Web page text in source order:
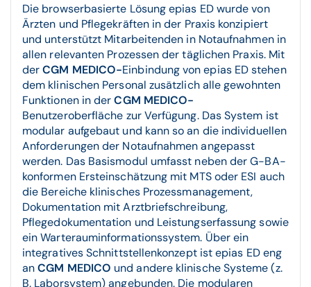
Die browserbasierte Lösung epias ED wurde von
Ärzten und Pflegekräften in der Praxis konzipiert
und unterstützt Mitarbeitenden in Notaufnahmen in
allen relevanten Prozessen der täglichen Praxis. Mit
derCGM MEDICO-Einbindung von epias ED stehen
dem klinischen Personal zusätzlich alle gewohnten
Funktionen in derCGM MEDICO-
Benutzeroberfläche zur Verfügung. Das System ist
modular aufgebaut und kann so an die individuellen
Anforderungen der Notaufnahmen angepasst
werden. Das Basismodul umfasst neben der G-BA-
konformen Ersteinschätzung mit MTS oder ESI auch
die Bereiche klinisches Prozessmanagement,
Dokumentation mit Arztbriefschreibung,
Pflegedokumentation und Leistungserfassung sowie
ein Warterauminformationssystem. Über ein
integratives Schnittstellenkonzept ist epias ED eng
anCGM MEDICO und andere klinische Systeme (z.
B. Laborsystem) angebunden. Die modularen